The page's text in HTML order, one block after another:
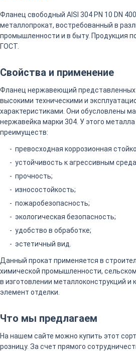
Фланец свободный AISI 304 PN 10 DN
металлопрокат, востребованный в
промышленности и в быту. Продукция
ГОСТ.
Свойства и применение
Фланец нержавеющий представленных
высокими техническими и
характеристиками. Они обусловлены
нержавейка марки 304. У этого
преимуществ:
превосходная коррозионная
устойчивость к агрессивным
прочность;
износостойкость;
пожаробезопасность;
экологическая безопасность;
удобство в обработке;
эстетичный вид.
Данный прокат применяется в
химической промышленности,
в изготовлении металлоконструкций и
элемент отделки.
Что мы предлагаем
На нашем сайте можно купить этот
розницу. За счет прямого